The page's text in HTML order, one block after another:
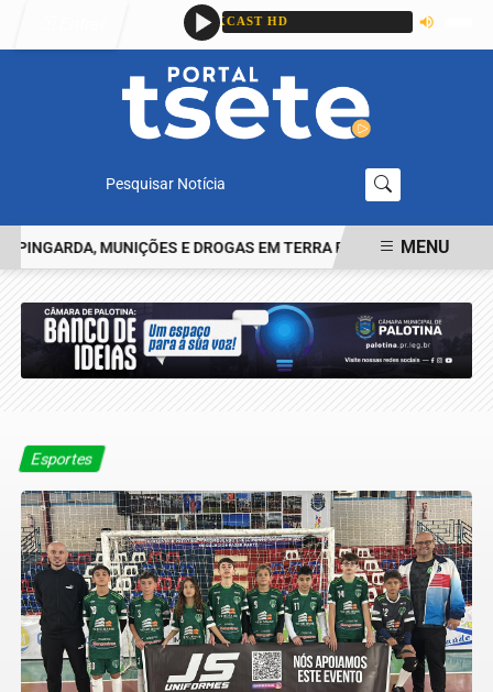
Pesquisar Notícia
MUNIÇÕES E DROGAS EM TERRA ROXA HOMEM
MENU
Esportes